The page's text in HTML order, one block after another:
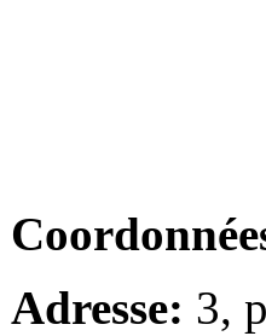
Adresse: 3,